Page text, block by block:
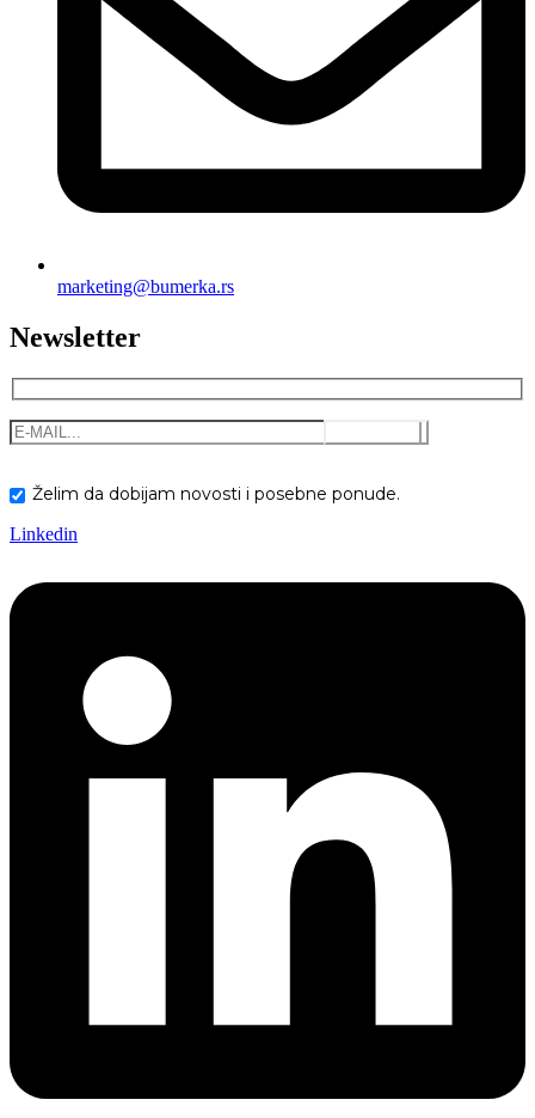
marketing@bumerka.rs
Newsletter
Želim da dobijam novosti i posebne ponude.
Linkedin